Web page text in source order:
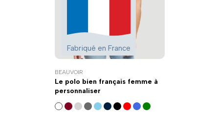
Fabriqué en France
BEAUVOIR
Le polo bien français femme à
personnaliser